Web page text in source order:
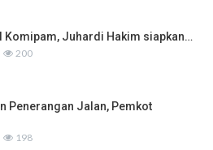
Komipam, Juhardi Hakim siapkan…
200
Penerangan Jalan, Pemkot
198